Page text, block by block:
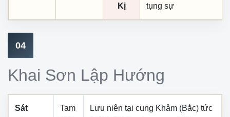
Kị tụng sự
04
Khai Sơn Lập Hướng
Sát
Tam
Lưu niên tại cung Khảm (Bắc) tức